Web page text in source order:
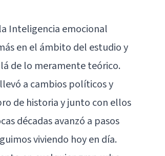
Inteligencia emocional
en el ámbito del estudio y
de lo meramente teórico.
a cambios políticos y
de historia y junto con ellos
décadas avanzó a pasos
viviendo hoy en día.